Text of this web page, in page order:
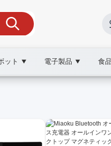
ット ▼ 電子製品 ▼ 食